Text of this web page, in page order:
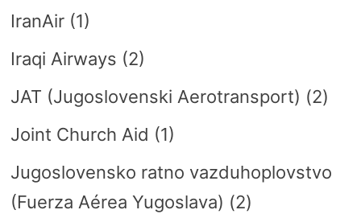
IranAir(1)
Iraqi Airways (2)
JAT (Jugoslovenski Aerotransport) (2)
Joint Church Aid (1)
Jugoslovensko ratno vazduhoplovstvo
(Fuerza Aérea Yugoslava) (2)